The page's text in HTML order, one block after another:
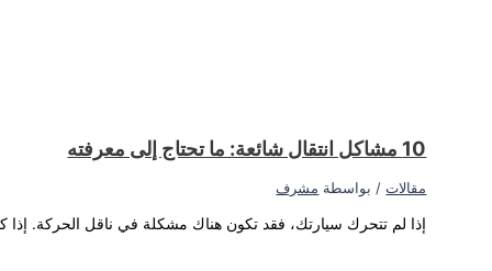
أن تسمع صوت طحن عند...